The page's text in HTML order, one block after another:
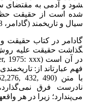
شود و آدمی به مقتضای
شده است از حقیقت حظ و
سیال و تاریخمند (گادامر، 1378: 32).
گذاشت حقیقت علیه
فهم عبارت­اند از:
نادرست فرق
می‌پندارد؛ زیرا در هر